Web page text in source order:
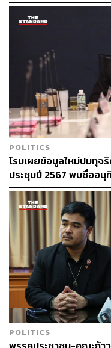
นฤมลยังชี้แจงกรณีที่ อัค
กระทรวงเกษตรและส
วันดังกล่าวว่า ได้แจ้งล
ไม่สามารถเข้าประชุม
กลุ่ม ร.อ. ธรรมนัส ที่ถู
เตรียมเข้ากับพรรคกล้
อย่างใด ขณะเดียวกัน
ทำงานสอบสวนเกี่ยวกั
ถูกหรือผิดอย่างไรขอใ
เรื่องใดที่เกินกว่าเอกส
เกษตรและสหกรณ์ เป็นเ
TAGS: ธรรมนัส พรหมเผ่า
สมาชิกสภาผู้แทน
กระทรวงเกษตรแล
นฤมล ภิญโญสิน
POLITICS
โรมเผยข้อมูลใหม่ปมทุจ
ประชุมปี 2567 พบชื่ออ
ม.บูรพา หรือไม่
POLITICS